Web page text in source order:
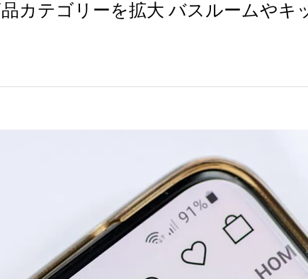
カテゴリーを拡大 バスルームや